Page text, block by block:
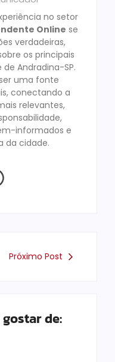
no setor
Online se
verdadeiras,
os principais
Andradina-SP.
uma fonte
conectando a
relevantes,
informados e
da cidade.
Próximo Post
de: